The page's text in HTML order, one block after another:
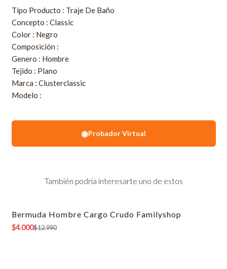
Tipo Producto : Traje De Baño
Concepto : Classic
Color : Negro
Composición :
Genero : Hombre
Tejido : Plano
Marca : Clusterclassic
Modelo :
◉Probador Virtual
También podría interesarte uno de estos
-69% OFF
Bermuda Hombre Cargo Crudo Familyshop
$4.000$12.990